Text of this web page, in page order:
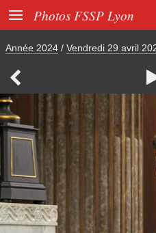
 Photos FSSP Lyon
Année 2024 / Vendredi 29 avril
